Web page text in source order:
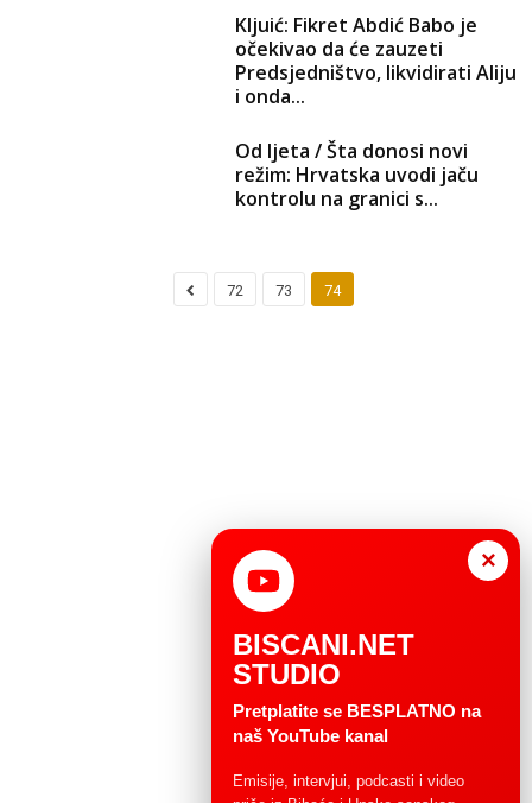
Kljuić: Fikret Abdić Babo je
očekivao da će zauzeti
Predsjedništvo, likvidirati Aliju
i onda...
Od ljeta / Šta donosi novi
režim: Hrvatska uvodi jaču
kontrolu na granici s...
72 73 74
×
BISCANI.NET
STUDIO
Pretplatite se BESPLATNO na
naš YouTube kanal
Emisije, intervjui, podcasti i video